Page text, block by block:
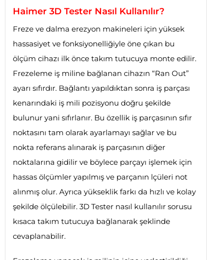
Haimer 3D Tester Nasıl Kullanılır?
Freze ve dalma erezyon makineleri için yüksek
hassasiyet ve fonksiyonelliğiyle öne çıkan bu
ölçüm cihazı ilk önce takım tutucuya monte edilir.
Frezeleme iş miline bağlanan cihazın “Ran Out”
ayarı sıfırdır. Bağlantı yapıldıktan sonra iş parçası
kenarındaki iş mili pozisyonu doğru şekilde
bulunur yani sıfırlanır. Bu özellik iş parçasının sıfır
noktasını tam olarak ayarlamayı sağlar ve bu
nokta referans alınarak iş parçasının diğer
noktalarına gidilir ve böylece parçayı işlemek için
hassas ölçümler yapılmış ve parçanın lçüleri not
alınmış olur. Ayrıca yükseklik farkı da hızlı ve kolay
şekilde ölçülebilir. 3D Tester nasıl kullanılır sorusu
kısaca takım tutucuya bağlanarak şeklinde
cevaplanabilir.